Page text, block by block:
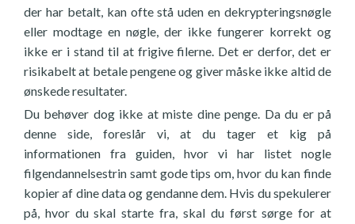
der har betalt, kan ofte stå uden en dekrypteringsnøgle
eller modtage en nøgle, der ikke fungerer korrekt og
ikke er i stand til at frigive filerne. Det er derfor, det er
risikabelt at betale pengene og giver måske ikke altid de
ønskede resultater.
Du behøver dog ikke at miste dine penge. Da du er på
denne side, foreslår vi, at du tager et kig på
informationen fra guiden, hvor vi har listet nogle
filgendannelsestrin samt gode tips om, hvor du kan finde
kopier af dine data og gendanne dem. Hvis du spekulerer
på, hvor du skal starte fra, skal du først sørge for at